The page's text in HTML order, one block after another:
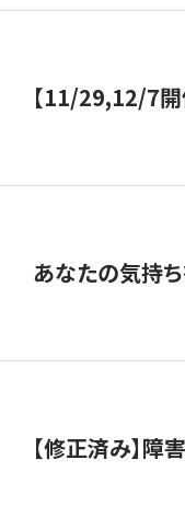
【11/29,12/7開
あなたの気持
【修正済み】